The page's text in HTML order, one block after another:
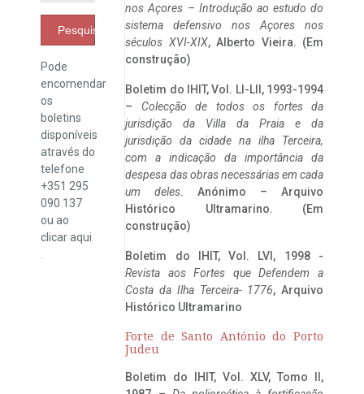
Pesquisar
Pode
encomendar
os
boletins
disponíveis
através do
telefone
+351 295
090 137
ou ao
clicaraqui
nos Açores – Introdução ao estudo do
sistema defensivo nos Açores nos
séculos XVI-XIX, Alberto Vieira. (Em
construção)
Boletim do IHIT, Vol. LI-LII, 1993-1994
– Colecção de todos os fortes da
jurisdição da Villa da Praia e da
jurisdição da cidade na ilha Terceira,
com a indicação da importância da
despesa das obras necessárias em cada
um deles. Anónimo – Arquivo
Histórico Ultramarino. (Em
construção)
Boletim do IHIT, Vol. LVI, 1998 -
Revista aos Fortes que Defendem a
Costa da Ilha Terceira- 1776, Arquivo
Histórico Ultramarino
Forte de Santo António do Porto
Judeu
Boletim do IHIT, Vol. XLV, Tomo II,